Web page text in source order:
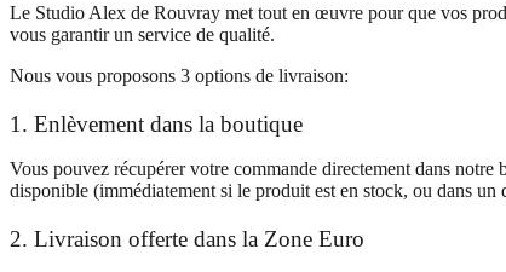
Le Studio Alex de Rouvray met tout en œuvre pour que vos
vous garantir un service de qualité.
Nous vous proposons 3 options de livraison:
1. Enlèvement dans la boutique
Vous pouvez récupérer votre commande directement dans
disponible (immédiatement si le produit est en stock, ou dans
2. Livraison offerte dans la Zone Euro